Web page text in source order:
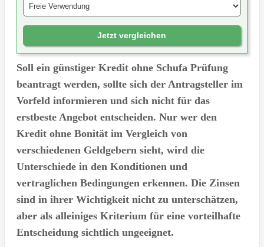
Jetzt vergleichen
Soll ein günstiger Kredit ohne Schufa Prüfung
beantragt werden, sollte sich der Antragsteller im
Vorfeld informieren und sich nicht für das
erstbeste Angebot entscheiden. Nur wer den
Kredit ohne Bonität im Vergleich von
verschiedenen Geldgebern sieht, wird die
Unterschiede in den Konditionen und
vertraglichen Bedingungen erkennen. Die Zinsen
sind in ihrer Wichtigkeit nicht zu unterschätzen,
aber als alleiniges Kriterium für eine vorteilhafte
Entscheidung sichtlich ungeeignet.